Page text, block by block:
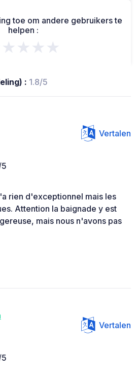
toe om andere gebruikers te
helpen :
: 1.8/5
Vertalen
rien d'exceptionnel mais les
Attention la baignade y est
mais nous n'avons pas
Vertalen